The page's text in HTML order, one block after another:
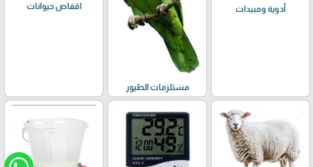
أدوية ومبيدات
مستلزمات الطيور
اقفاص حيوانات